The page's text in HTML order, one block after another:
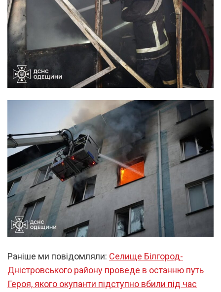
Раніше ми повідомляли: Селище Білгород-
Дністровського району проведе в останню путь
Героя, якого окупанти підступно вбили під час